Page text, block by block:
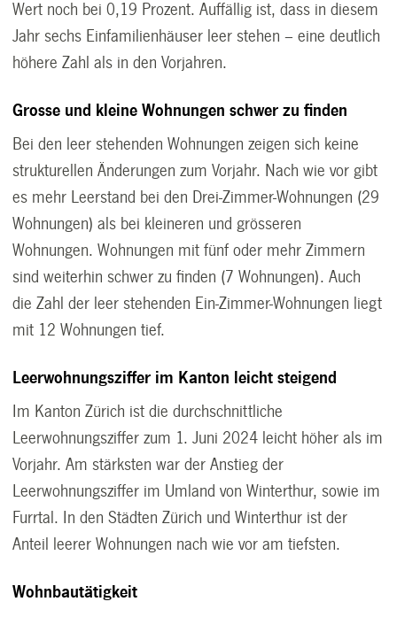
Wert noch bei 0,19 Prozent. Auffällig ist, dass in diesem
Jahr sechs Einfamilienhäuser leer stehen – eine deutlich
höhere Zahl als in den Vorjahren.
Grosse und kleine Wohnungen schwer zu finden
Bei den leer stehenden Wohnungen zeigen sich keine
strukturellen Änderungen zum Vorjahr. Nach wie vor gibt
es mehr Leerstand bei den Drei-Zimmer-Wohnungen (29
Wohnungen) als bei kleineren und grösseren
Wohnungen. Wohnungen mit fünf oder mehr Zimmern
sind weiterhin schwer zu finden (7 Wohnungen). Auch
die Zahl der leer stehenden Ein-Zimmer-Wohnungen liegt
mit 12 Wohnungen tief.
Leerwohnungsziffer im Kanton leicht steigend
Im Kanton Zürich ist die durchschnittliche
Leerwohnungsziffer zum 1. Juni 2024 leicht höher als im
Vorjahr. Am stärksten war der Anstieg der
Leerwohnungsziffer im Umland von Winterthur, sowie im
Furrtal. In den Städten Zürich und Winterthur ist der
Anteil leerer Wohnungen nach wie vor am tiefsten.
Wohnbautätigkeit